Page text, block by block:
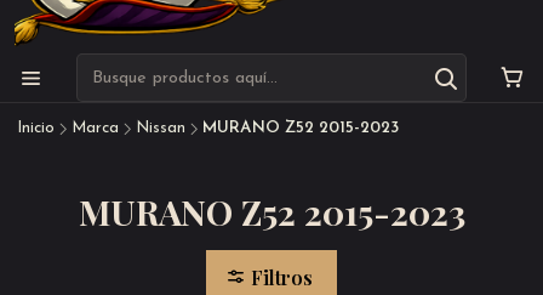
Inicio Marca Nissan MURANO Z52 2015-2023
MURANO Z52 2015-2023
Filtros